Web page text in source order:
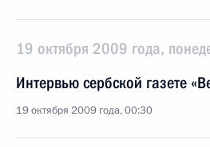
19 октября 2009 года,
Интервью сербской газете
19 октября 2009 года, 00:30